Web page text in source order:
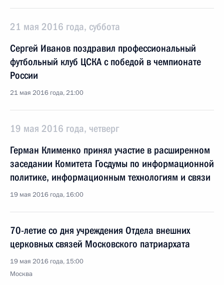
21 мая 2016 года, суббота
Сергей Иванов поздравил профессиональный
футбольный клуб ЦСКА с победой в чемпионате
России
21 мая 2016 года, 21:00
19 мая 2016 года, четверг
Герман Клименко принял участие в расширенном
заседании Комитета Госдумы по информационной
политике, информационным технологиям и связи
19 мая 2016 года, 16:00
70-летие со дня учреждения Отдела внешних
церковных связей Московского патриархата
19 мая 2016 года, 15:00
Москва